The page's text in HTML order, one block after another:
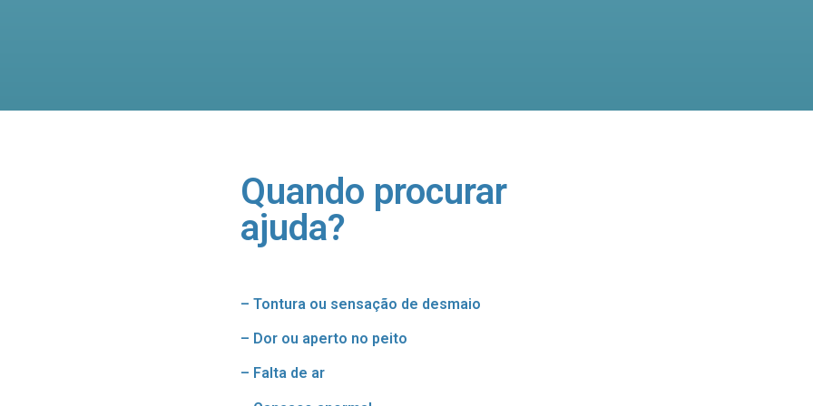
Quando procurar
ajuda?
– Tontura ou sensação de desmaio
– Dor ou aperto no peito
– Falta de ar